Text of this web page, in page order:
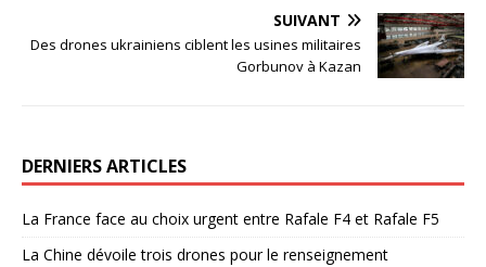
SUIVANT
Des drones ukrainiens ciblent les usines militaires
Gorbunov à Kazan
DERNIERS ARTICLES
La France face au choix urgent entre Rafale F4 et Rafale F5
La Chine dévoile trois drones pour le renseignement